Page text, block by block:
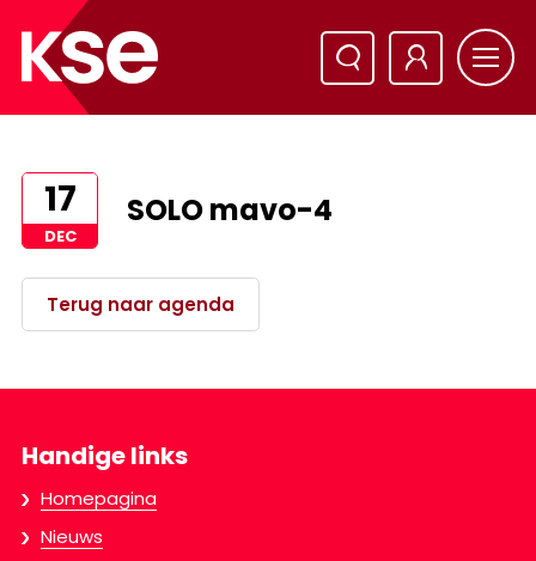
17
DEC
SOLO mavo-4
Terug naar agenda
Handige links
Homepagina
Nieuws